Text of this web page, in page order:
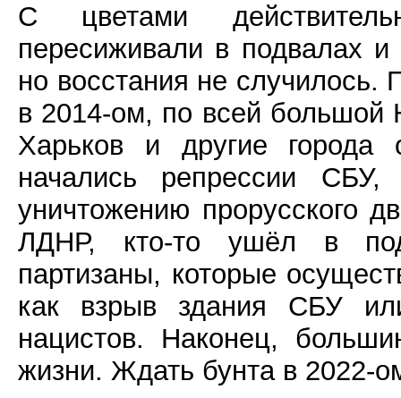
С цветами
пересиживали в подвалах и
но восстания не
в 2014-ом, по всей большой
Харьков и другие города
начались репрессии
уничтожению прорусского
ЛДНР, кто-то ушёл в
партизаны, которые
как взрыв здания СБУ
нацистов. Наконец,
жизни. Ждать бунта в 2022-